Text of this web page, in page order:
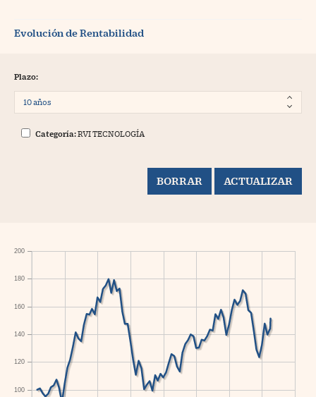
Evolución de Rentabilidad
Plazo:
Categoría:RVI TECNOLOGÍA
100
120
140
160
180
200